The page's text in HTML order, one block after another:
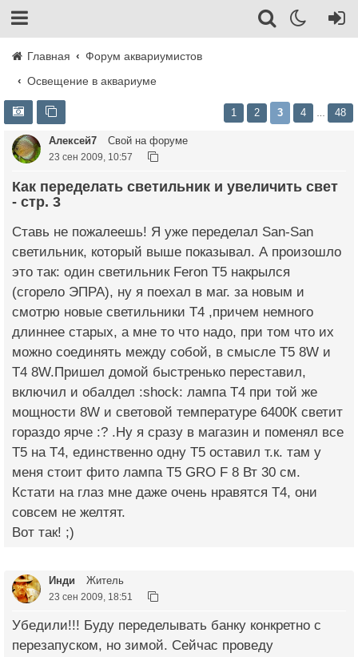
Главная
Форум аквариумистов
Освещение в аквариуме
1 2 3 4 48
Алексей7 Свой на форуме
23 сен 2009, 10:57
Как переделать светильник и увеличить свет
- стр. 3
Ставь не пожалеешь! Я уже переделал San-San
светильник, который выше показывал. А произошло
это так: один светильник Feron Т5 накрылся
(сгорело ЭПРА), ну я поехал в маг. за новым и
смотрю новые светильники Т4 ,причем немного
длиннее старых, а мне то что надо, при том что их
можно соединять между собой, в смысле Т5 8W и
Т4 8W.Пришел домой быстренько переставил,
включил и обалдел :shock: лампа Т4 при той же
мощности 8W и световой температуре 6400К светит
гораздо ярче :? .Ну я сразу в магазин и поменял все
Т5 на Т4, единственно одну Т5 оставил т.к. там у
меня стоит фито лампа Т5 GRO F 8 Вт 30 см.
Кстати на глаз мне даже очень нравятся Т4, они
совсем не желтят.
Вот так! ;)
Инди Житель
23 сен 2009, 18:51
Убедили!!! Буду переделывать банку конкретно с
перезапуском, но зимой. Сейчас проведу